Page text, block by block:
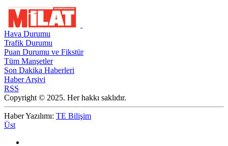
Hava Durumu
Trafik Durumu
Puan Durumu ve Fikstür
Tüm Manşetler
Son Dakika Haberleri
Haber Arşivi
RSS
Copyright © 2025. Her hakkı saklıdır.
Haber Yazılımı: TE Bilişim
Üst